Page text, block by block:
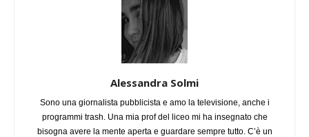
Alessandra Solmi
Sono una giornalista pubblicista e amo la televisione, anche i
programmi trash. Una mia prof del liceo mi ha insegnato che
bisogna avere la mente aperta e guardare sempre tutto. C’è un